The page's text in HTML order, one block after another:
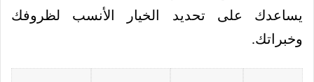
يساعدك على تحديد الخيار الأنسب لظروفك
وخبراتك.